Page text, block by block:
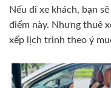
Nếu đi xe khách, bạn
điểm này. Nhưng thuê
xếp lịch trình theo ý